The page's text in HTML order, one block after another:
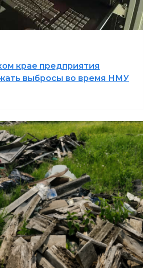
крае предприятия
выбросы во время НМУ